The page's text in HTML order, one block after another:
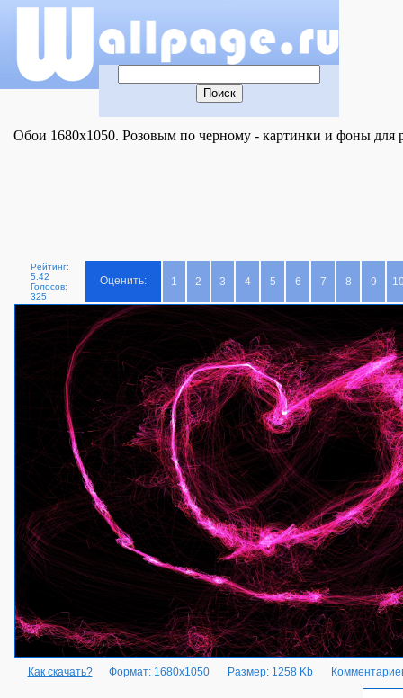
Обои 1680x1050. Розовым по черному - картинки и фоны для
Рейтинг:
5.42
Голосов:
325
Оценить: 1 2 3 4 5 6 7 8 9
Как скачать? Формат: 1680x1050 Размер: 1258 Kb